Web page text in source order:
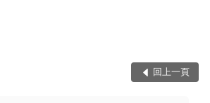
回上一頁